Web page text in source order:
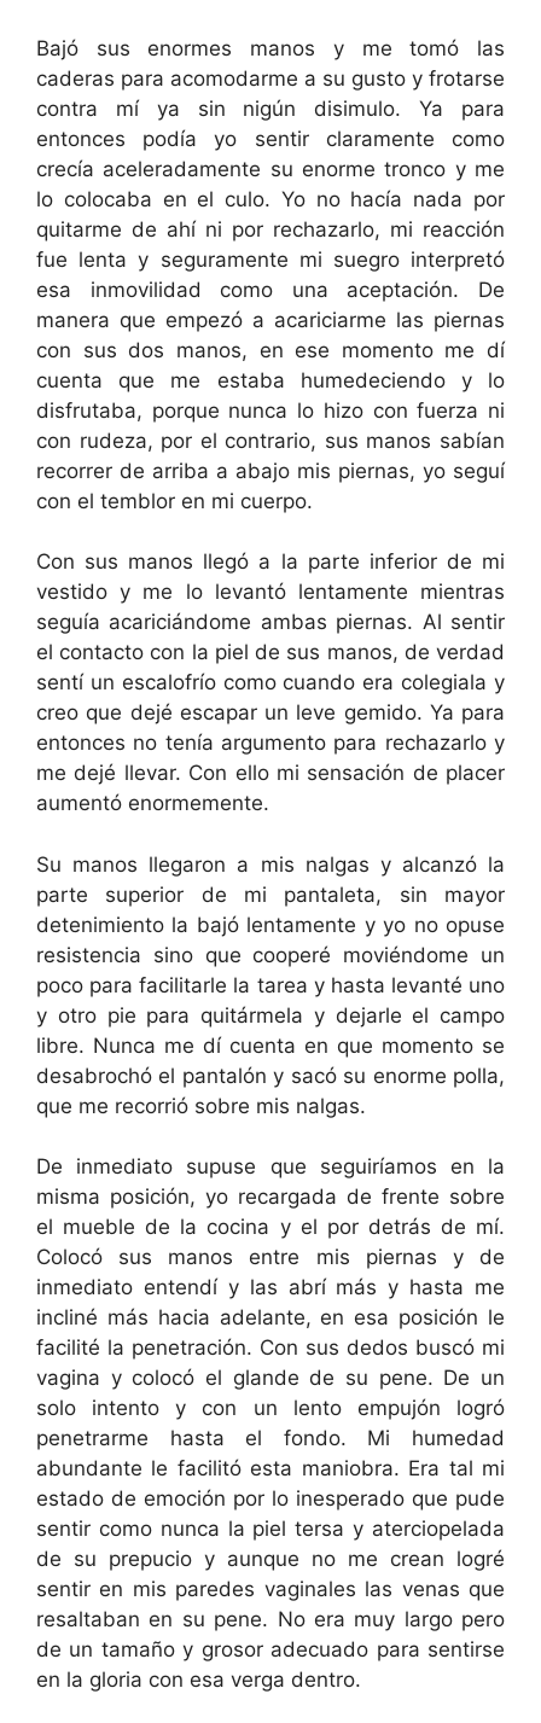
Bajó sus enormes manos y me tomó las
caderas para acomodarme a su gusto y frotarse
contra mí ya sin nigún disimulo. Ya para
entonces podía yo sentir claramente como
crecía aceleradamente su enorme tronco y me
lo colocaba en el culo. Yo no hacía nada por
quitarme de ahí ni por rechazarlo, mi reacción
fue lenta y seguramente mi suegro interpretó
esa inmovilidad como una aceptación. De
manera que empezó a acariciarme las piernas
con sus dos manos, en ese momento me dí
cuenta que me estaba humedeciendo y lo
disfrutaba, porque nunca lo hizo con fuerza ni
con rudeza, por el contrario, sus manos sabían
recorrer de arriba a abajo mis piernas, yo seguí
con el temblor en mi cuerpo.
Con sus manos llegó a la parte inferior de mi
vestido y me lo levantó lentamente mientras
seguía acariciándome ambas piernas. Al sentir
el contacto con la piel de sus manos, de verdad
sentí un escalofrío como cuando era colegiala y
creo que dejé escapar un leve gemido. Ya para
entonces no tenía argumento para rechazarlo y
me dejé llevar. Con ello mi sensación de placer
aumentó enormemente.
Su manos llegaron a mis nalgas y alcanzó la
parte superior de mi pantaleta, sin mayor
detenimiento la bajó lentamente y yo no opuse
resistencia sino que cooperé moviéndome un
poco para facilitarle la tarea y hasta levanté uno
y otro pie para quitármela y dejarle el campo
libre. Nunca me dí cuenta en que momento se
desabrochó el pantalón y sacó su enorme polla,
que me recorrió sobre mis nalgas.
De inmediato supuse que seguiríamos en la
misma posición, yo recargada de frente sobre
el mueble de la cocina y el por detrás de mí.
Colocó sus manos entre mis piernas y de
inmediato entendí y las abrí más y hasta me
incliné más hacia adelante, en esa posición le
facilité la penetración. Con sus dedos buscó mi
vagina y colocó el glande de su pene. De un
solo intento y con un lento empujón logró
penetrarme hasta el fondo. Mi humedad
abundante le facilitó esta maniobra. Era tal mi
estado de emoción por lo inesperado que pude
sentir como nunca la piel tersa y aterciopelada
de su prepucio y aunque no me crean logré
sentir en mis paredes vaginales las venas que
resaltaban en su pene. No era muy largo pero
de un tamaño y grosor adecuado para sentirse
en la gloria con esa verga dentro.